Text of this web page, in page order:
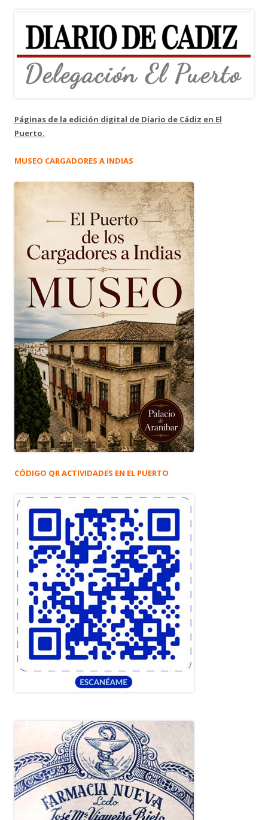
Páginas de la edición digital de Diario de Cádiz en El
Puerto.
MUSEO CARGADORES A INDIAS
CÓDIGO QR ACTIVIDADES EN EL PUERTO